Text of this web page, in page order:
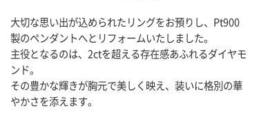
大切な思い出が込められたリングをお預りし、Pt900
製のペンダントへとリフォームいたしました。
主役となるのは、2ctを超える存在感あふれるダイヤモ
ンド。
その豊かな輝きが胸元で美しく映え、装いに格別の華
やかさを添えます。